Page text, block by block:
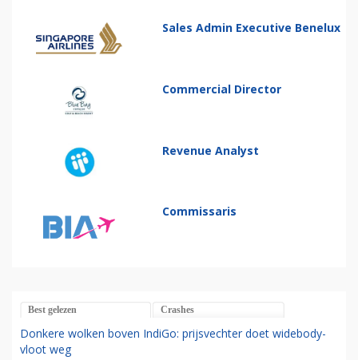
Sales Admin Executive Benelux
Commercial Director
Revenue Analyst
Commissaris
Best gelezen Crashes
Donkere wolken boven IndiGo: prijsvechter doet widebody-
vloot weg